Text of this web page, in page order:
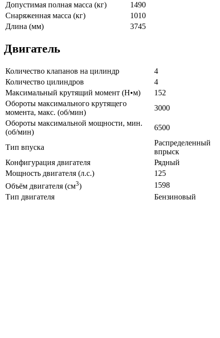
Допустимая полная масса (кг)
1490
Снаряженная масса (кг)
1010
Длина (мм)
3745
Двигатель
Количество клапанов на цилиндр
4
Количество цилиндров
4
Максимальный крутящий момент (Н•м)
152
Обороты максимального крутящего
момента, макс. (об/мин)
3000
Обороты максимальной мощности, мин.
(об/мин)
6500
Тип впуска
Распределенный
впрыск
Конфигурация двигателя
Рядный
Мощность двигателя (л.с.)
125
Объём двигателя (см3)
1598
Тип двигателя
Бензиновый